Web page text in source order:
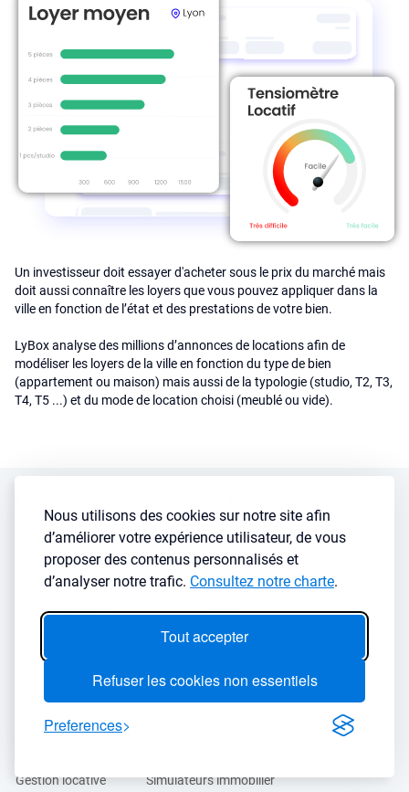
Nous utilisons des cookies sur notre site afin
d’améliorer votre expérience utilisateur, de vous
proposer des contenus personnalisés et
d’analyser notre trafic. Consultez notre charte.
Tout accepter
Refuser les cookies non essentiels
Preferences
Un investisseur doit essayer d'acheter sous le prix du marché mais
doit aussi connaître les loyers que vous pouvez appliquer dans la
ville en fonction de l’état et des prestations de votre bien.
LyBox analyse des millions d’annonces de locations afin de
modéliser les loyers de la ville en fonction du type de bien
(appartement ou maison) mais aussi de la typologie (studio, T2, T3,
T4, T5 ...) et du mode de location choisi (meublé ou vide).
Extension navigateur
Simulateur d’investissement
locatif
Moteur de recherche immobilier
Analyse de ville
Offres professionnels
Programme ambassadeur
Avis client
Podcasts et Interviews
FAQ
Guides
Stratégie de location
Gestion locative
Simulateurs immobilier